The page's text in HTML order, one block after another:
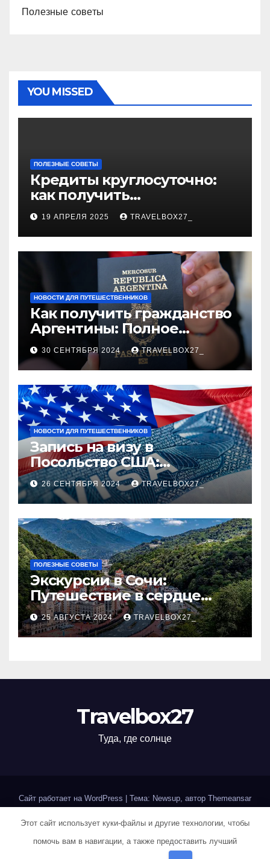
Полезные советы
YOU MISSED
ПОЛЕЗНЫЕ СОВЕТЫ
Кредиты круглосуточно:
как получить
финансирование в любое
время
19 АПРЕЛЯ 2025 TRAVELBOX27_
НОВОСТИ ДЛЯ ПУТЕШЕСТВЕННИКОВ
Как получить гражданство
Аргентины: Полное
руководство
30 СЕНТЯБРЯ 2024 TRAVELBOX27_
НОВОСТИ ДЛЯ ПУТЕШЕСТВЕННИКОВ
Запись на визу в
Посольство США:
Пошаговое руководство
26 СЕНТЯБРЯ 2024 TRAVELBOX27_
ПОЛЕЗНЫЕ СОВЕТЫ
Экскурсии в Сочи:
Путешествие в сердце
Черноморского курорта
25 АВГУСТА 2024 TRAVELBOX27_
Travelbox27
Туда, где солнце
Сайт работает на WordPress Тема: Newsup, автор Themeansar
Home Sample Page Авторам и правообладателям
Политика конфиденциальности
Этот сайт использует куки-файлы и другие технологии, чтобы
помочь вам в навигации, а также предоставить лучший